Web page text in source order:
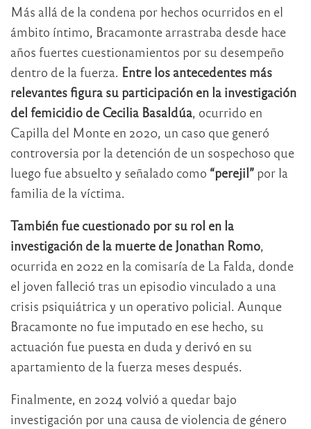
Más allá de la condena por hechos ocurridos en el
ámbito íntimo, Bracamonte arrastraba desde hace
años fuertes cuestionamientos por su desempeño
dentro de la fuerza. Entre los antecedentes más
relevantes figura su participación en la investigación
del femicidio de Cecilia Basaldúa, ocurrido en
Capilla del Monte en 2020, un caso que generó
controversia por la detención de un sospechoso que
luego fue absuelto y señalado como “perejil” por la
familia de la víctima.
También fue cuestionado por su rol en la
investigación de la muerte de Jonathan Romo,
ocurrida en 2022 en la comisaría de La Falda, donde
el joven falleció tras un episodio vinculado a una
crisis psiquiátrica y un operativo policial. Aunque
Bracamonte no fue imputado en ese hecho, su
actuación fue puesta en duda y derivó en su
apartamiento de la fuerza meses después.
Finalmente, en 2024 volvió a quedar bajo
investigación por una causa de violencia de género